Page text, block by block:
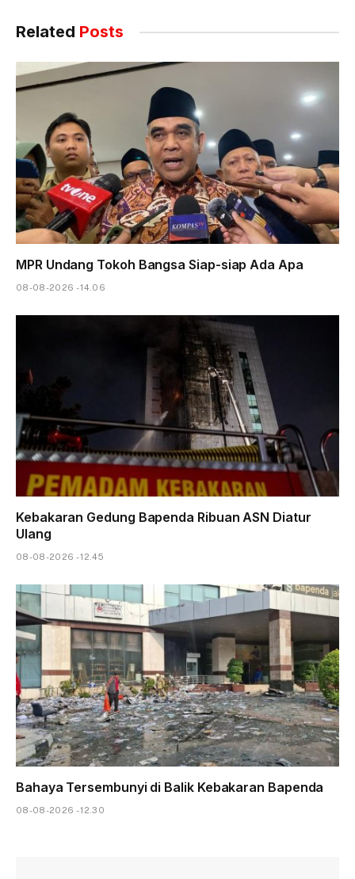
Related Posts
MPR Undang Tokoh Bangsa Siap-siap Ada Apa
08-08-2026 - 14.06
Kebakaran Gedung Bapenda Ribuan ASN Diatur
Ulang
08-08-2026 - 12.45
Bahaya Tersembunyi di Balik Kebakaran Bapenda
08-08-2026 - 12.30